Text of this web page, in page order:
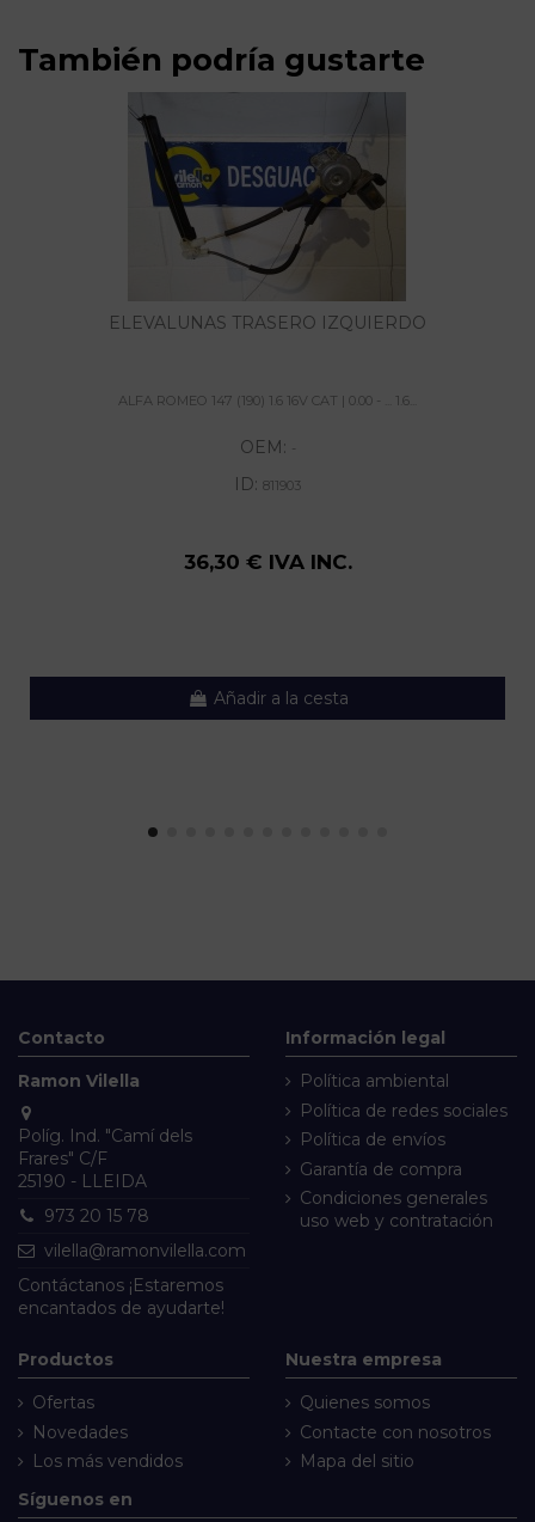
También podría gustarte
ELEVALUNAS TRASERO IZQUIERDO
ALFA ROMEO 147 (190) 1.6 16V CAT | 0.00 - ... 1.6...
OEM: -
ID: 811903
36,30 € IVA INC.
Añadir a la cesta
Contacto
Ramon Vilella
Políg. Ind. "Camí dels
Frares" C/F
25190 - LLEIDA
973 20 15 78
vilella@ramonvilella.com
Contáctanos ¡Estaremos
encantados de ayudarte!
Información legal
Política ambiental
Política de redes sociales
Política de envíos
Garantía de compra
Condiciones generales
uso web y contratación
Productos
Ofertas
Novedades
Los más vendidos
Nuestra empresa
Quienes somos
Contacte con nosotros
Mapa del sitio
Síguenos en